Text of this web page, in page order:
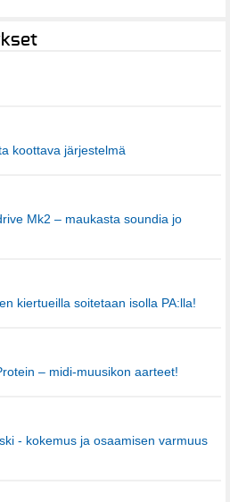
koottava järjestelmä
Mk2 – maukasta soundia jo
kiertueilla soitetaan isolla PA:lla!
– midi-muusikon aarteet!
- kokemus ja osaamisen varmuus